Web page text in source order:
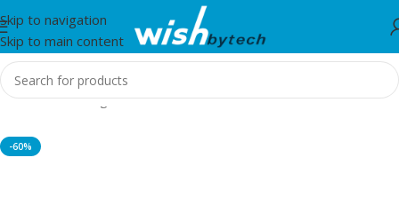
Skip to navigation
Skip to main content
Home/Samsung
-60%